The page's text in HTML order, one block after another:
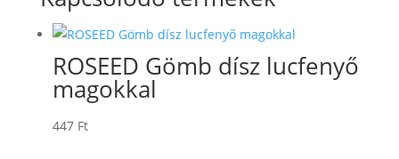
ROSEED Gömb dísz lucfenyő
magokkal
447 Ft